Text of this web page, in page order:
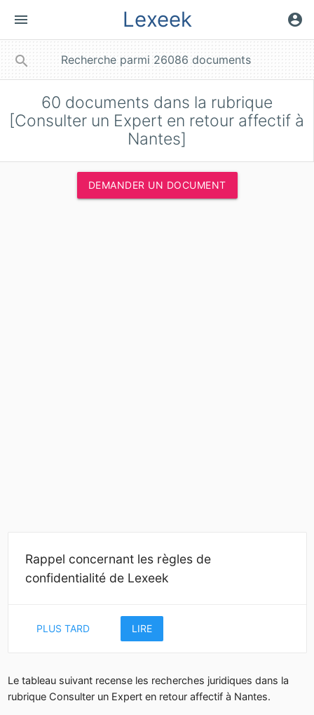
menu Lexeek account_circle
search
60 documents dans la rubrique
[Consulter un Expert en retour affectif à
Nantes]
DEMANDER UN DOCUMENT
Rappel concernant les règles de
confidentialité de Lexeek
PLUS TARD LIRE
Le tableau suivant recense les recherches juridiques dans la
rubrique Consulter un Expert en retour affectif à Nantes.